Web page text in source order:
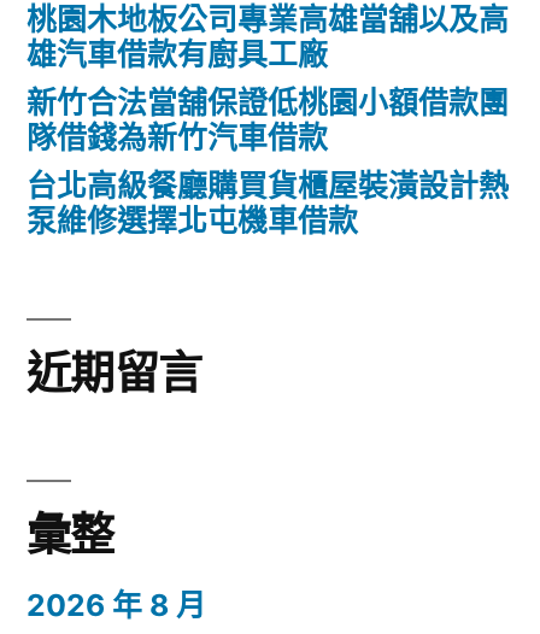
桃園木地板公司專業高雄當舖以及高
雄汽車借款有廚具工廠
新竹合法當舖保證低桃園小額借款團
隊借錢為新竹汽車借款
台北高級餐廳購買貨櫃屋裝潢設計熱
泵維修選擇北屯機車借款
近期留言
彙整
2026 年 8 月